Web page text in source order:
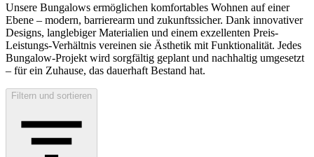
Unsere Bungalows ermöglichen komfortables Wohnen auf einer
Ebene – modern, barrierearm und zukunftssicher. Dank innovativer
Designs, langlebiger Materialien und einem exzellenten Preis-
Leistungs-Verhältnis vereinen sie Ästhetik mit Funktionalität. Jedes
Bungalow-Projekt wird sorgfältig geplant und nachhaltig umgesetzt
– für ein Zuhause, das dauerhaft Bestand hat.
Filtern und sortieren